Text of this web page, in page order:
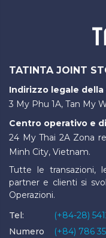
TATINTA JOINT
Indirizzo legale
3 My Phu 1A, Tan My
Centro operativo e
24 My Thai 2A Zona
Minh City, Vietnam.
Tutte le transazioni,
partner e clienti si
Operazioni.
Tel:
(+84-28)
Numero
(+84) 786